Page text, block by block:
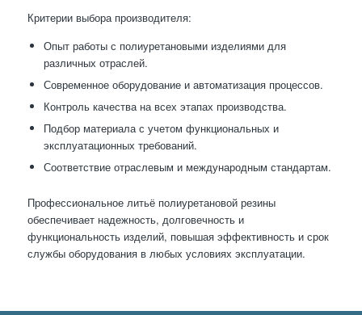
Критерии выбора производителя:
Опыт работы с полиуретановыми изделиями для
различных отраслей.
Современное оборудование и автоматизация процессов.
Контроль качества на всех этапах производства.
Подбор материала с учетом функциональных и
эксплуатационных требований.
Соответствие отраслевым и международным стандартам.
Профессиональное литьё полиуретановой резины
обеспечивает надежность, долговечность и
функциональность изделий, повышая эффективность и срок
службы оборудования в любых условиях эксплуатации.